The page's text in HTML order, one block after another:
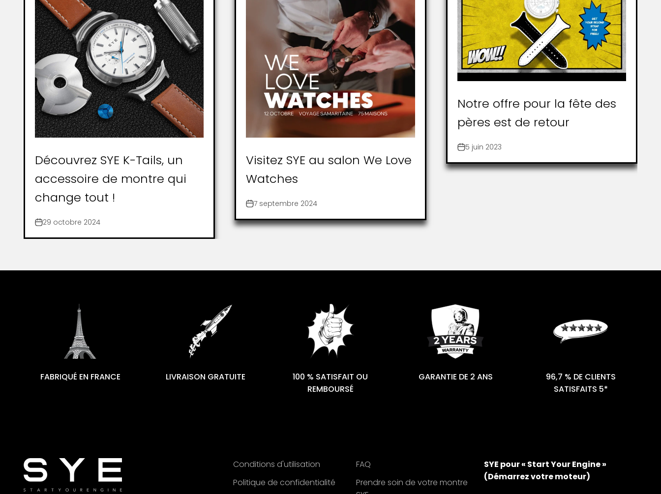
Découvrez SYE K-Tails, un
accessoire de montre qui
change tout !
29 octobre 2024
Visitez SYE au salon We Love
Watches
7 septembre 2024
Notre offre pour la fête des
pères est de retour
5 juin 2023
FABRIQUÉ EN FRANCE LIVRAISON GRATUITE
100 % SATISFAIT OU
REMBOURSÉ
GARANTIE DE 2 ANS
96,7 % DE CLIENTS
SATISFAITS 5*
Conditions d'utilisation
Politique de confidentialité
FAQ
Prendre soin de votre montre
SYE pour « Start Your Engine »
(Démarrez votre moteur)